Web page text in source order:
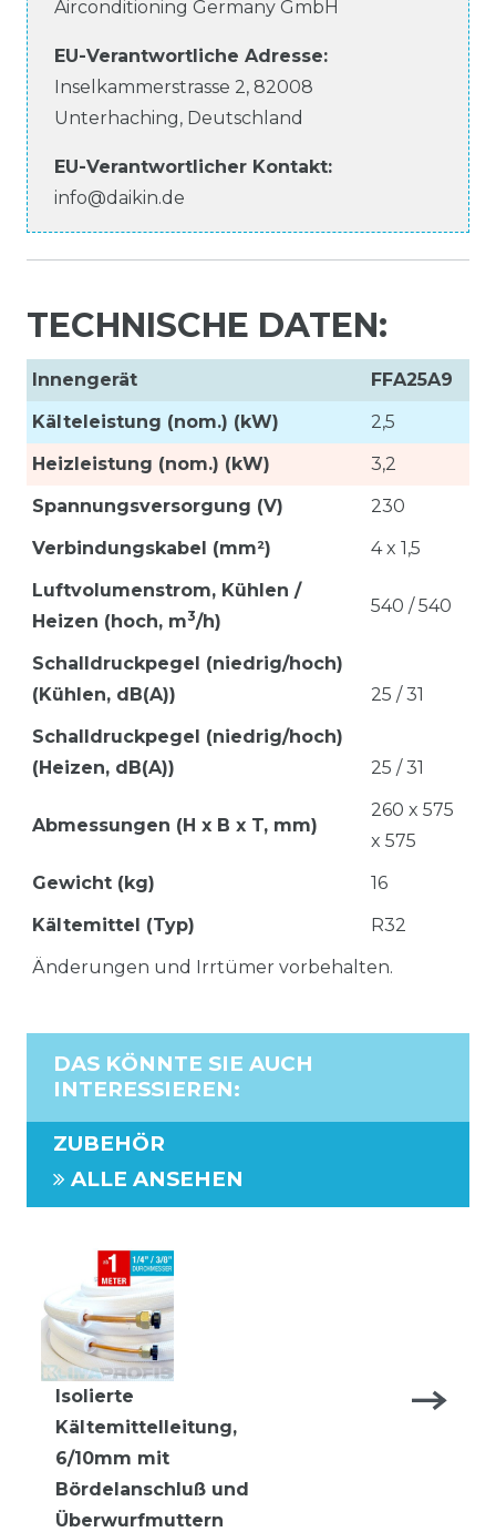
Airconditioning Germany GmbH
EU-Verantwortliche Adresse:
Inselkammerstrasse 2, 82008
Unterhaching, Deutschland
EU-Verantwortlicher Kontakt:
info@daikin.de
TECHNISCHE DATEN:
Innengerät
FFA25A9
Kälteleistung (nom.) (kW)
2,5
Heizleistung (nom.) (kW)
3,2
Spannungsversorgung (V)
230
Verbindungskabel (mm²)
4 x 1,5
Luftvolumenstrom, Kühlen /
Heizen (hoch, m3/h)
540 / 540
Schalldruckpegel (niedrig/hoch)
(Kühlen, dB(A))
25 / 31
Schalldruckpegel (niedrig/hoch)
(Heizen, dB(A))
25 / 31
Abmessungen (H x B x T, mm)
260 x 575
x 575
Gewicht (kg)
16
Kältemittel (Typ)
R32
Änderungen und Irrtümer vorbehalten.
DAS KÖNNTE SIE AUCH
INTERESSIEREN:
ZUBEHÖR
ALLE ANSEHEN
Isolierte
Kältemittelleitung,
6/10mm mit
Bördelanschluß und
Überwurfmuttern